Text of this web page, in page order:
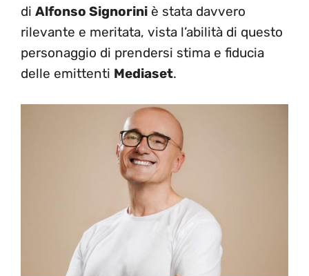
di Alfonso Signorini è stata davvero
rilevante e meritata, vista l’abilità di questo
personaggio di prendersi stima e fiducia
delle emittenti Mediaset.